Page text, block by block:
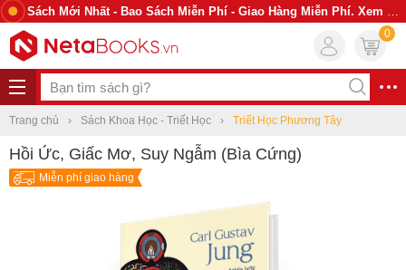
Sách Mới Nhất - Bao Sách Miễn Phí - Giao Hàng Miễn Phí. Xem Ngay
0
Trang chủ Sách Khoa Học - Triết Học Triết Học Phương Tây
Hồi Ức, Giấc Mơ, Suy Ngẫm (Bìa Cứng)
Miễn phí giao hàng